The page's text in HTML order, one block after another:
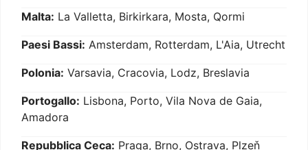
Malta: La Valletta, Birkirkara, Mosta, Qormi
Paesi Bassi: Amsterdam, Rotterdam, L'Aia, Utrecht
Polonia: Varsavia, Cracovia, Lodz, Breslavia
Portogallo: Lisbona, Porto, Vila Nova de Gaia,
Amadora
Repubblica Ceca: Praga, Brno, Ostrava, Plzeň